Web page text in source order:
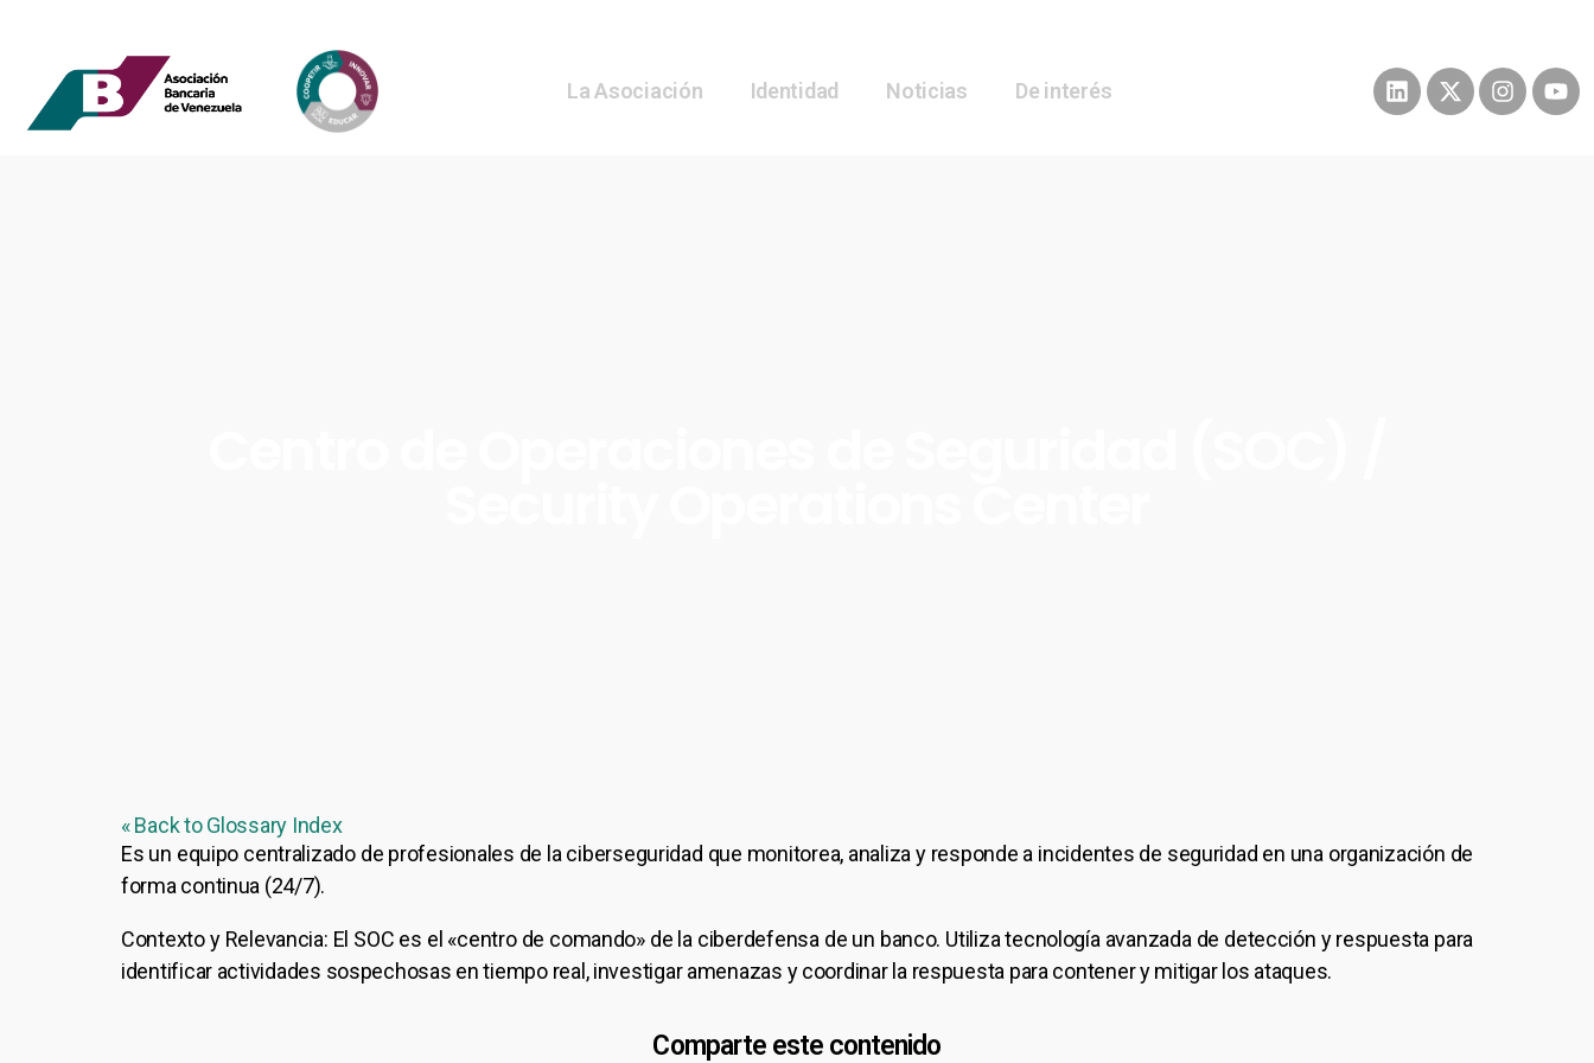
La Asociación Identidad Noticias De interés
« Back to Glossary Index
Es un equipo centralizado de profesionales de la ciberseguridad que monitorea, analiza y responde a incidentes de seguridad en una organización de
forma continua (24/7).
Contexto y Relevancia: El SOC es el «centro de comando» de la ciberdefensa de un banco. Utiliza tecnología avanzada de detección y respuesta para
identificar actividades sospechosas en tiempo real, investigar amenazas y coordinar la respuesta para contener y mitigar los ataques.
Comparte este contenido